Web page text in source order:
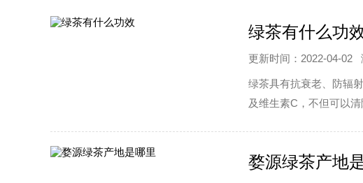
绿茶有什么功
更新时间：2022-04-02
绿茶具有抗衰老、防辐
及维生素C，不但可以
婺源绿茶产地